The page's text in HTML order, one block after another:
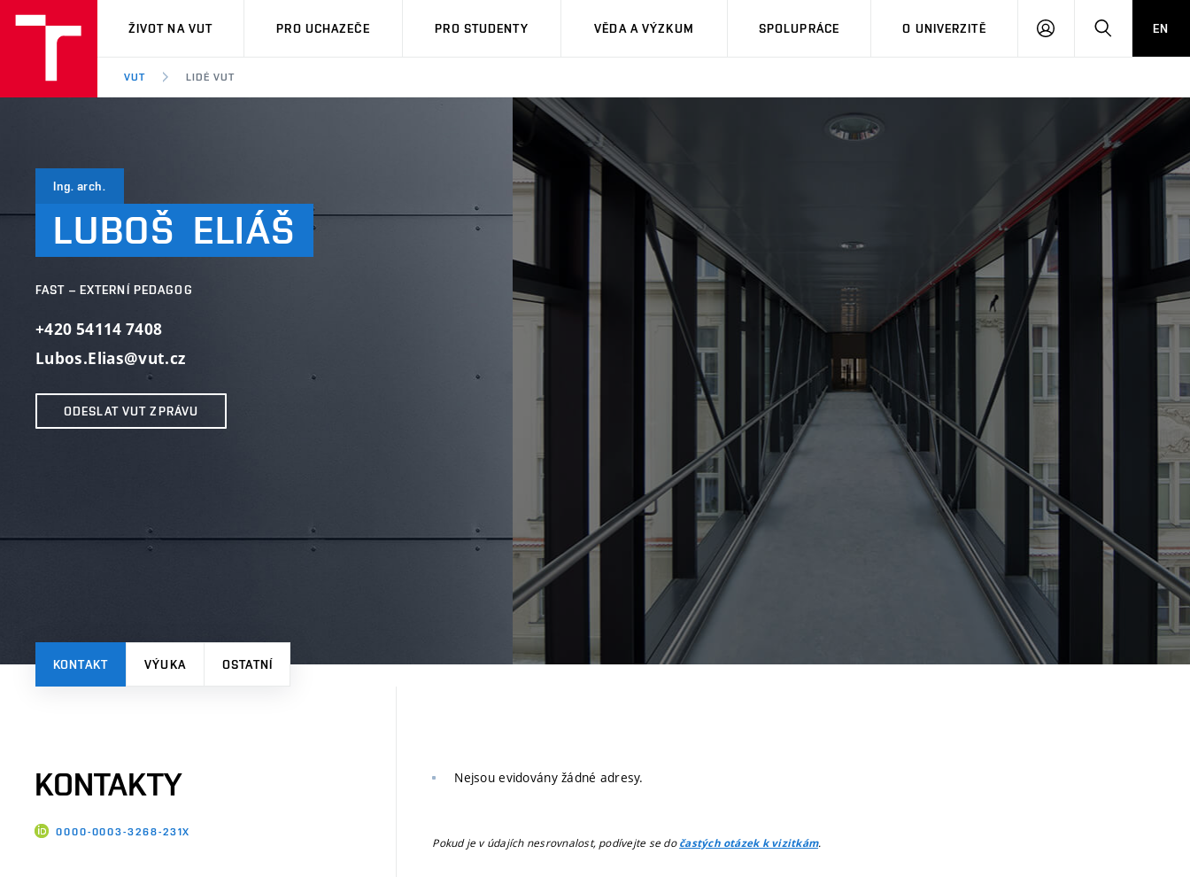
VUT
ŽIVOT NA VUT PRO UCHAZEČE PRO STUDENTY VĚDA A VÝZKUM SPOLUPRÁCE O UNIVERZITĚ
PŘIHLÁSIT HLEDATEN
VUT LIDÉ VUT
Ing. arch.
LUBOŠ ELIÁŠ
FAST – EXTERNÍ PEDAGOG
+420 54114 7408
Lubos.Elias@vut.cz
ODESLAT VUT ZPRÁVU
KONTAKT VÝUKA OSTATNÍ
KONTAKTY
0000-0003-3268-231X
Nejsou evidovány žádné adresy.
Pokud je v údajích nesrovnalost, podívejte se dočastých otázek k vizitkám.